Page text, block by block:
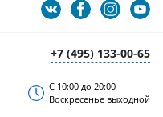
+7 (495) 133-00-65
С 10:00 до 20:00
Воскресенье выходной